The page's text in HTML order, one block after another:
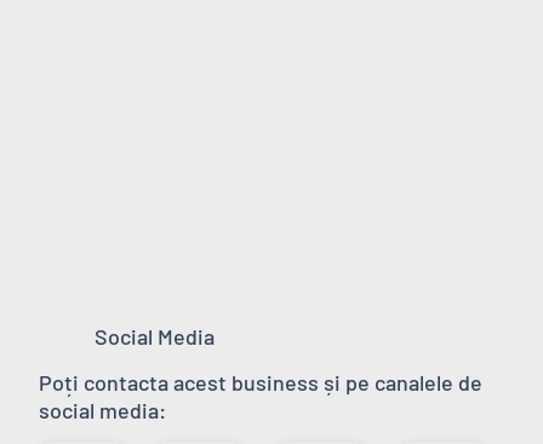
Social Media
Poți contacta acest business și pe canalele de
social media: